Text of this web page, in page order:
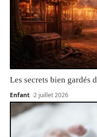
Les secrets bien gardés
Enfant 2 juillet 2026